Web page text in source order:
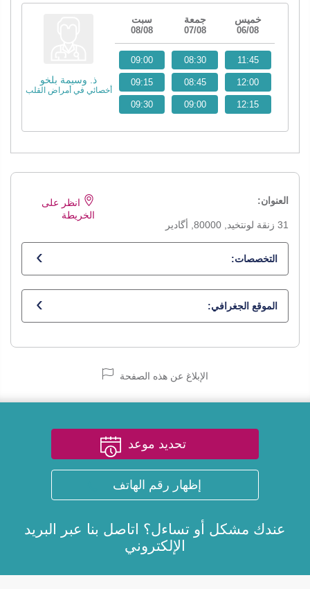
ذ. وسيمة بلخو
أخصائي في أمراض القلب
خميس
06/08
جمعة
07/08
سبت
08/08
11:45
12:00
12:15
08:30
08:45
09:00
09:00
09:15
09:30
العنوان:
31 زنقة لونتخيد, 80000, أگادير
انظر على
الخريطة
التخصصات:
أخصائي في أمراض القلب
الموقع الجغرافي:
الإبلاغ عن هذه الصفحة
تحديد موعد
إظهار رقم الهاتف
عندك مشكل أو تساءل؟ اتاصل بنا عبر
البريد
الإلكتروني